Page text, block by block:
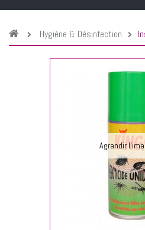
Hygiène & Désinfection
Agrandir